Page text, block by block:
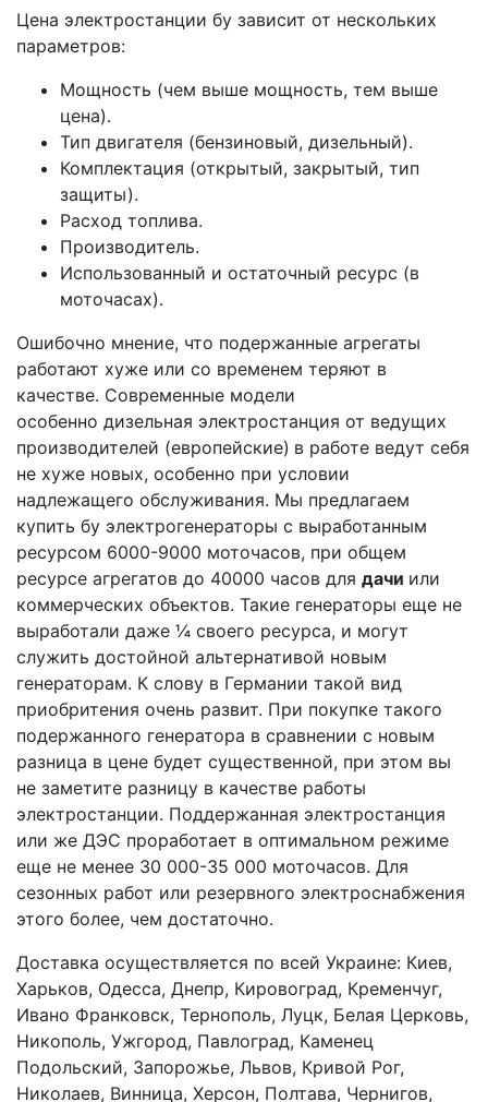
Цена электростанции бу зависит от нескольких
параметров:
Мощность (чем выше мощность, тем выше
цена).
Тип двигателя (бензиновый, дизельный).
Комплектация (открытый, закрытый, тип
защиты).
Расход топлива.
Производитель.
Использованный и остаточный ресурс (в
моточасах).
Ошибочно мнение, что подержанные агрегаты
работают хуже или со временем теряют в
качестве. Современные модели
особенно дизельная электростанция от ведущих
производителей (европейские) в работе ведут себя
не хуже новых, особенно при условии
надлежащего обслуживания. Мы предлагаем
купить бу электрогенераторы с выработанным
ресурсом 6000-9000 моточасов, при общем
ресурсе агрегатов до 40000 часов для дачи или
коммерческих объектов. Такие генераторы еще не
выработали даже ¼ своего ресурса, и могут
служить достойной альтернативой новым
генераторам. К слову в Германии такой вид
приобритения очень развит. При покупке такого
подержанного генератора в сравнении с новым
разница в цене будет существенной, при этом вы
не заметите разницу в качестве работы
электростанции. Поддержанная электростанция
или же ДЭС проработает в оптимальном режиме
еще не менее 30 000-35 000 моточасов. Для
сезонных работ или резервного электроснабжения
этого более, чем достаточно.
Доставка осуществляется по всей Украине: Киев,
Харьков, Одесса, Днепр, Кировоград, Кременчуг,
Ивано Франковск, Тернополь, Луцк, Белая Церковь,
Никополь, Ужгород, Павлоград, Каменец
Подольский, Запорожье, Львов, Кривой Рог,
Николаев, Винница, Херсон, Полтава, Чернигов,